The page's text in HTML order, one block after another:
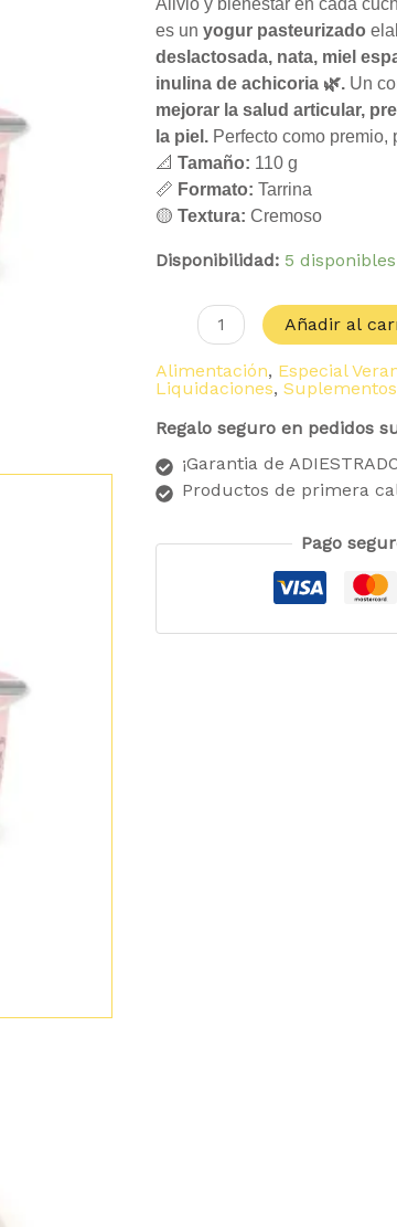
2.40 €.2.16
Alivio y bienestar en cada
es unyogur pasteurizado
deslactosada, nata, miel
inulina de achicoria 🌿. Un
mejorar la salud articular,
la piel. Perfecto como premio,
📐Tamaño: 110 g
📏 Formato: Tarrina
🟡Textura: Cremoso
Disponibilidad: 5 disponibles
Añadir al
Alimentación, Especial
Liquidaciones,Suplementos
Regalo seguro en pedidos
¡Garantia de
Productos de primera
Pago